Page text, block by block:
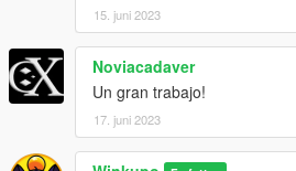
CONTACTO
Para cualquier tipo de problema con
dudas, podéis contactar conmigo en
por DM en discord: Winkupo#1275
VERSIONES (1.0)
15. juni 2023
Noviacadaver
Un gran trabajo!
17. juni 2023